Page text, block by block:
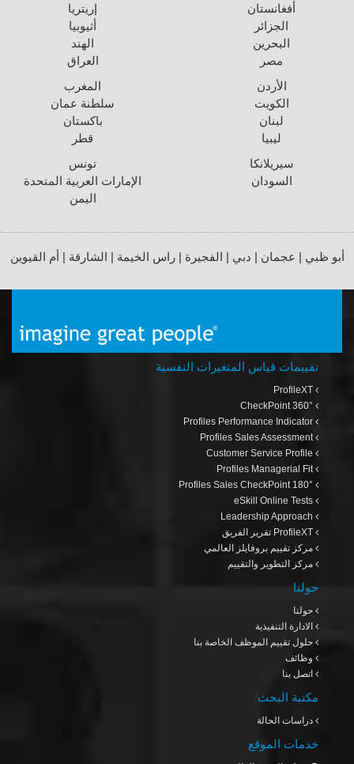
أفغانستان
الجزائر
البحرين
مصر
إريتريا
أثيوبيا
الهند
العراق
الأردن
الكويت
لبنان
ليبيا
المغرب
سلطنة عمان
باكستان
قطر
سيريلانكا
السودان
تونس
الإمارات العربية المتحدة
اليمن
أبو ظبي | عجمان | دبي | الفجيرة | راس الخيمة | الشارقة | أم القيوين
تقييمات قياس المتغيرات النفسية
ProfileXT
CheckPoint 360°
Profiles Performance Indicator
Profiles Sales Assessment
Customer Service Profile
Profiles Managerial Fit
Profiles Sales CheckPoint 180°
ProfileXT تقرير الفريق
مركز تقييم بروفايلز العالمي
مركز التطوير والتقييم
حولنا
حولنا
الادارة التنفيذية
حلول تقييم الموظف الخاصة بنا
وظائف
اتصل بنا
مكتبة البحث
دراسات الحالة
خدمات الموقع